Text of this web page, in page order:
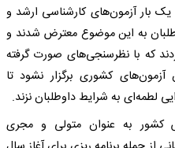
بار آزمون‌های کارشناسی ارشد و
به این موضوع معترض شدند و
که با نظرسنجی‌های صورت گرفته
کشوری برگزار نشود تا
لطمه‌ای به شرایط داوطلبان نزند.
به عنوان متولی و مجری